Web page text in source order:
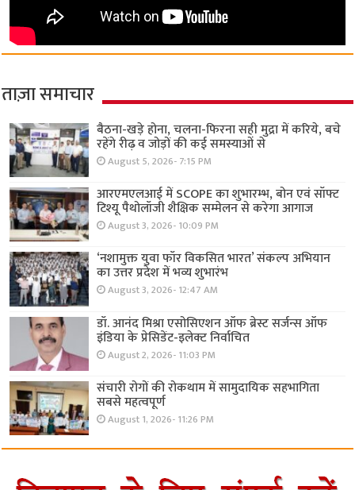
ताज़ा समाचार
बैठना-खड़े होना, चलना-फिरना सही मुद्रा में करिये, बचे
रहेंगे रीढ़ व जोड़ों की कई समस्याओं से
August 5, 2026- 7:15 PM
आरएमएलआई में SCOPE का शुभारम्भ, बोन एवं सॉफ्ट
टिश्यू पैथोलॉजी शैक्षिक सम्मेलन से करेगा आगाज
August 3, 2026- 10:09 PM
‘नशामुक्त युवा फॉर विकसित भारत’ संकल्प अभियान
का उत्तर प्रदेश में भव्य शुभारंभ
August 3, 2026- 12:47 AM
डॉ. आनंद मिश्रा एसोसिएशन ऑफ ब्रेस्ट सर्जन्स ऑफ
इंडिया के प्रेसिडेंट-इलेक्ट निर्वाचित
August 2, 2026- 11:03 PM
संचारी रोगों की रोकथाम में सामुदायिक सहभागिता
सबसे महत्वपूर्ण
August 1, 2026- 11:26 PM